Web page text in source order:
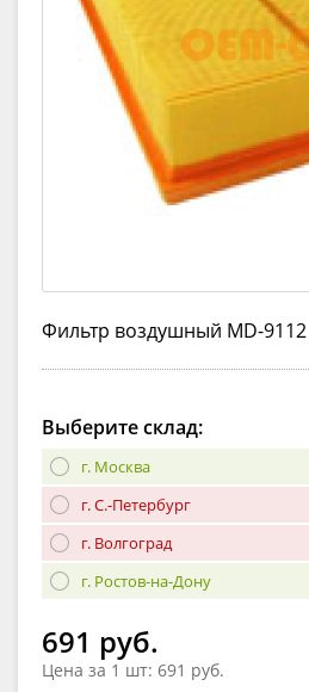
Фильтр воздушный MD-9112
Выберите склад:
г. Москва
г. С.-Петербург
г. Волгоград
г. Ростов-на-Дону
691 руб.
Цена за 1 шт: 691 руб.